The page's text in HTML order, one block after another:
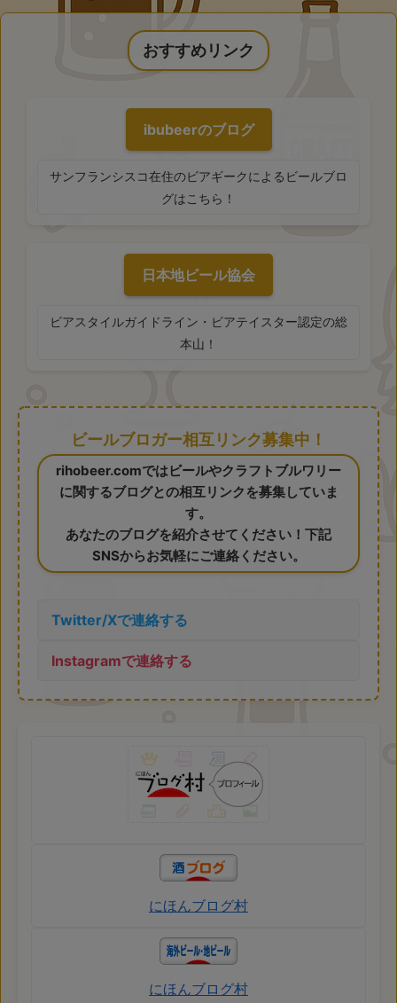
おすすめリンク
ibubeerのブログ
サンフランシスコ在住のビアギークによるビールブロ
グはこちら！
日本地ビール協会
ビアスタイルガイドライン・ビアテイスター認定の総
本山！
ビールブロガー相互リンク募集中！
rihobeer.comではビールやクラフトブルワリー
に関するブログとの相互リンクを募集していま
す。
あなたのブログを紹介させてください！下記
SNSからお気軽にご連絡ください。
Twitter/Xで連絡する
Instagramで連絡する
にほんブログ村
にほんブログ村